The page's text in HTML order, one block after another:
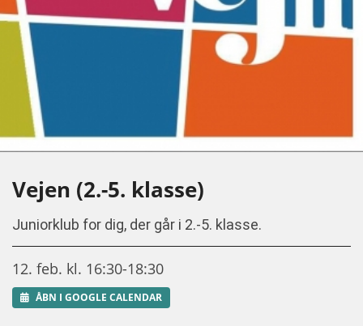
Vejen (2.-5. klasse)
Juniorklub for dig, der går i 2.-5. klasse.
12. feb. kl. 16:30-18:30
ÅBN I GOOGLE CALENDAR